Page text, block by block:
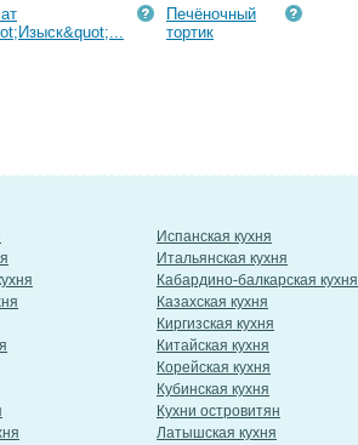
Печёночный
тортик
Испанская кухня
Итальянская кухня
Кабардино-балкарская кухня
Казахская кухня
Киргизская кухня
Китайская кухня
Корейская кухня
Кубинская кухня
Кухни островитян
Латышская кухня